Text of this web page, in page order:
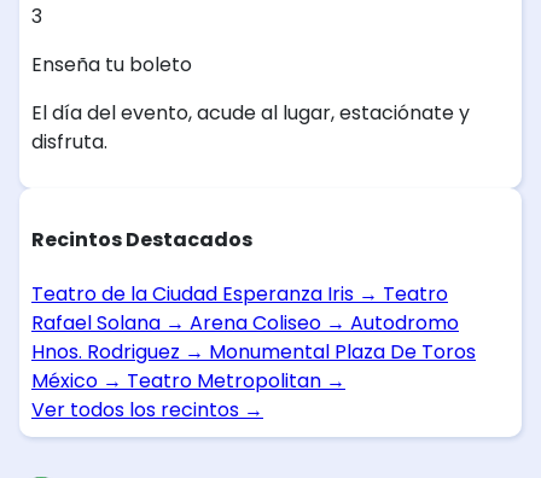
3
Enseña tu boleto
El día del evento, acude al lugar, estaciónate y
disfruta.
Recintos Destacados
Teatro de la Ciudad Esperanza Iris → Teatro
Rafael Solana → Arena Coliseo → Autodromo
Hnos. Rodriguez → Monumental Plaza De Toros
México → Teatro Metropolitan →
Ver todos los recintos →